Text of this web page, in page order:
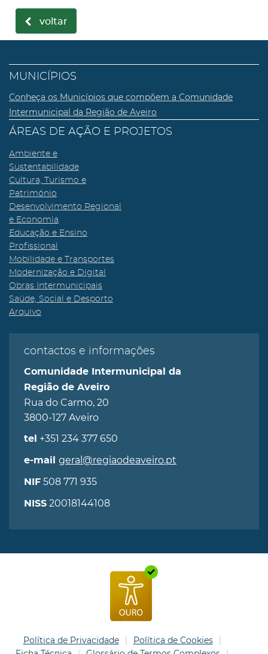
voltar
MUNICÍPIOS
Conheça os Municípios que compõem a Comunidade
Intermunicipal da Região de Aveiro
ÁREAS DE AÇÃO E PROJETOS
Ambiente e
Sustentabilidade
Cultura, Turismo e
Património
Desenvolvimento Regional
e Economia
Educação e Ensino
Profissional
Mobilidade e Transportes
Modernização e Digital
Obras Intermunicipais
Saúde, Social e Desporto
Arquivo
contactos e informações
Comunidade Intermunicipal da
Região de Aveiro
Rua do Carmo, 20
3800-127 Aveiro
tel +351 234 377 650
e-mail geral@regiaodeaveiro.pt
NIF 508 771 935
NISS 20018144108
Política de Privacidade
Política de Cookies